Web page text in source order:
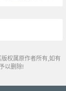
权属原作者所有,如有
以删除!